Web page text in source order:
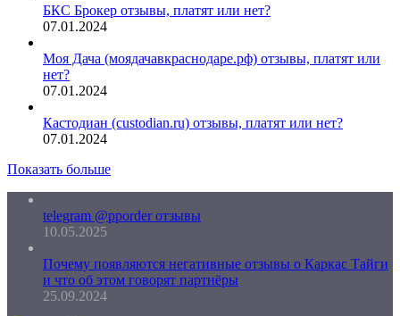
БКС Брокер отзывы, платят или нет?
07.01.2024
Моя Дача (моядачавкраснодаре.рф) отзывы, платят или
нет?
07.01.2024
Кастодиан (custodian.ru) отзывы, платят или нет?
07.01.2024
Показать больше
telegram @pporder отзывы
10.05.2025
Почему появляются негативные отзывы о Каркас Тайги
и что об этом говорят партнёры
25.09.2024